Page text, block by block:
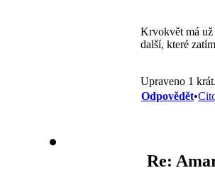
Krvokvět má už
další, které
Upraveno 1
Odpovědět•
Re: